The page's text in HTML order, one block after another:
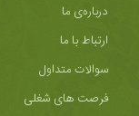
درباره‌ی ما
ارتباط با ما
سوالات متداول
فرصت های شغلی